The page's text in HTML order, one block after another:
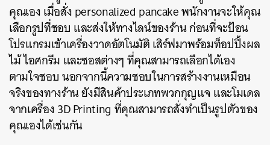
คุณเอง เมื่อสั่ง personalized pancake พนักงานจะให้คุณ
เลือกรูปที่ชอบ และส่งให้ทางไลน์ของร้าน ก่อนที่จะป้อน
โปรแกรมเข้าเครื่องวาดอัตโนมัติ เสิร์ฟมาพร้อมท็อปปิ้งผล
ไม้ ไอศกรีม และซอสต่างๆ ที่คุณสามารถเลือกได้เอง
ตามใจชอบ นอกจากนี้ความชอบในการสร้างงานเหมือน
จริงของทางร้าน ยังมีสินค้าประเภทพวกกุญแจ และโมเดล
จากเครื่อง 3D Printing ที่คุณสามารถสั่งทำเป็นรูปตัวของ
คุณเองได้เช่นกัน